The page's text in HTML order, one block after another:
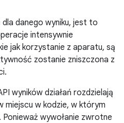
danego wyniku, jest to
intensywnie
jak korzystanie z aparatu, są
zostanie zniszczona z
wyników działań rozdzielają
miejscu w kodzie, w którym
Ponieważ wywołanie zwrotne